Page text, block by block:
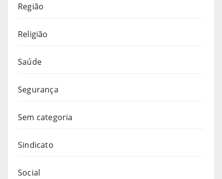
Região
Religião
Saúde
Segurança
Sem categoria
Sindicato
Social